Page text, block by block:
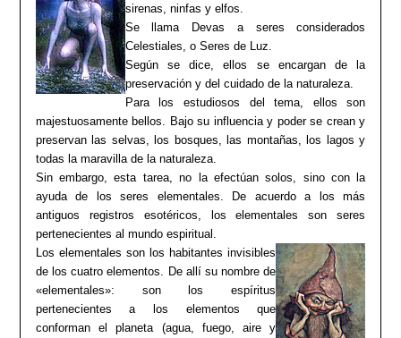
sirenas, ninfas y elfos.
Se llama Devas a seres considerados
Celestiales, o Seres de Luz.
Según se dice, ellos se encargan de la
preservación y del cuidado de la naturaleza.
Para los estudiosos del tema, ellos son
majestuosamente bellos. Bajo su influencia y poder se crean y
preservan las selvas, los bosques, las montañas, los lagos y
todas la maravilla de la naturaleza.
Sin embargo, esta tarea, no la efectúan solos, sino con la
ayuda de los seres elementales. De acuerdo a los más
antiguos registros esotéricos, los elementales son seres
pertenecientes al mundo espiritual.
Los elementales son los habitantes invisibles
de los cuatro elementos. De allí su nombre de
«elementales»: son los espíritus
pertenecientes a los elementos que
conforman el planeta (agua, fuego, aire y